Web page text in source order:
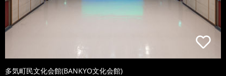
多気町民文化会館(BANKYO文化会館)